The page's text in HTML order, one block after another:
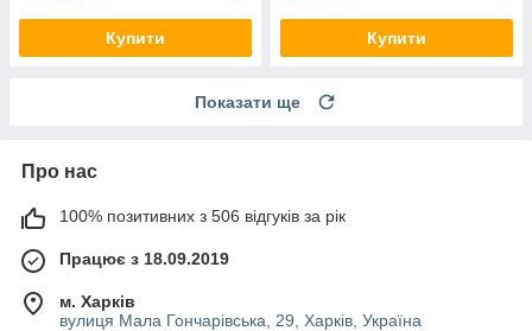
Купити Купити
Показати ще
Про нас
100% позитивних з 506 відгуків за рік
Працює з 18.09.2019
м. Харків
вулиця Мала Гончарівська, 29, Харків, Україна